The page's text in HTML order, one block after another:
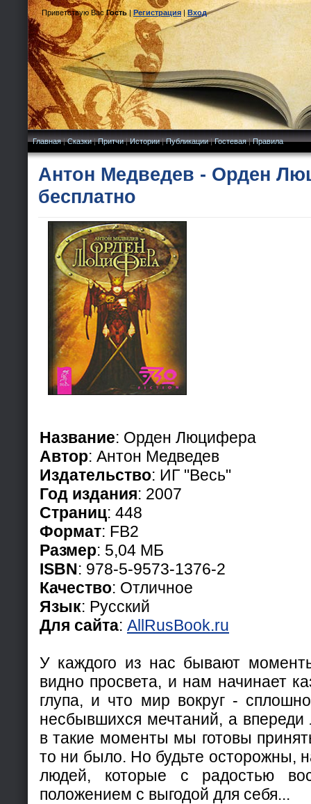
Приветствую Вас Гость|Регистрация|Вход
Главная|Сказки|Притчи|Истории|Публикации|Гостевая|Правила
Антон Медведев - Орден
бесплатно
Название: Орден Люцифера
Автор: Антон Медведев
Издательство: ИГ "Весь"
Год издания: 2007
Страниц: 448
Формат: FB2
Размер: 5,04 МБ
ISBN: 978-5-9573-1376-2
Качество: Отличное
Язык: Русский
Для сайта: AllRusBook.ru
У каждого из нас бывают
видно просвета, и нам начинает
глупа, и что мир вокруг -
несбывшихся мечтаний, а
в такие моменты мы готовы
то ни было. Но будьте осторожны,
людей, которые с радостью
положением с выгодой для себя...